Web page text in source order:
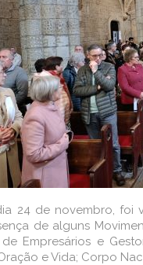
24 de novembro,
de alguns
Empresários e
e Vida; Corpo